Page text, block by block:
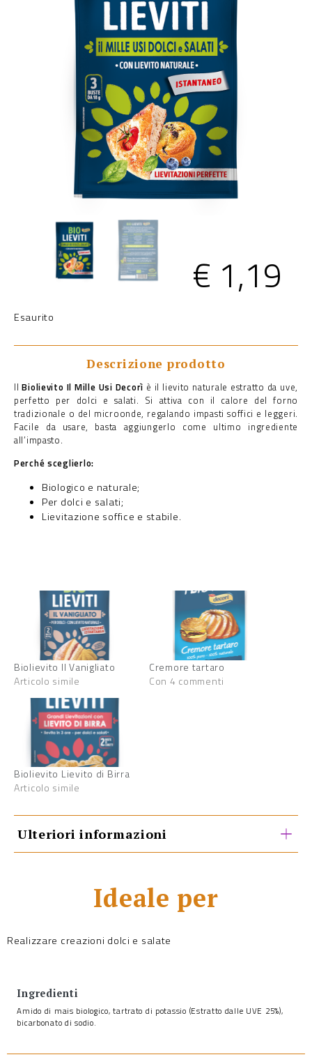
€ 1,19
Esaurito
Descrizione prodotto
IlBiolievito Il Mille Usi Decorì è il lievito naturale estratto da uve,
perfetto per dolci e salati. Si attiva con il calore del forno
tradizionale o del microonde, regalando impasti soffici e leggeri.
Facile da usare, basta aggiungerlo come ultimo ingrediente
all’impasto.
Perché sceglierlo:
Biologico e naturale;
Per dolci e salati;
Lievitazione soffice e stabile.
Biolievito Il Vanigliato
Articolo simile
Cremore tartaro
Con 4 commenti
Biolievito Lievito di Birra
Articolo simile
Ulteriori informazioni
Ideale per
Realizzare creazioni dolci e salate
Ingredienti
Amido di mais biologico, tartrato di potassio (Estratto dalle UVE 25%),
bicarbonato di sodio.